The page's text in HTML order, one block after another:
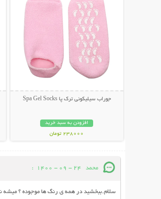
جوراب سیلیکونی ترک پا Spa Gel Socks
افزودن به سبد خرید
238000 تومان
محمد 24 - 09 - 1400
:
سلام.ببخشید در همه ی رنگ ها موجوده ؟ میشه